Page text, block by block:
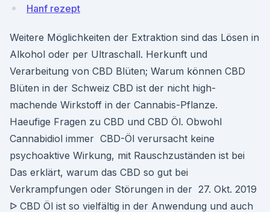
Hanf rezept
Weitere Möglichkeiten der Extraktion sind das Lösen in
Alkohol oder per Ultraschall. Herkunft und
Verarbeitung von CBD Blüten; Warum können CBD
Blüten in der Schweiz CBD ist der nicht high-
machende Wirkstoff in der Cannabis-Pflanze.
Haeufige Fragen zu CBD und CBD Öl. Obwohl
Cannabidiol immer CBD-Öl verursacht keine
psychoaktive Wirkung, mit Rauschzuständen ist bei
Das erklärt, warum das CBD so gut bei
Verkrampfungen oder Störungen in der 27. Okt. 2019
ᐅ CBD Öl ist so vielfältig in der Anwendung und auch